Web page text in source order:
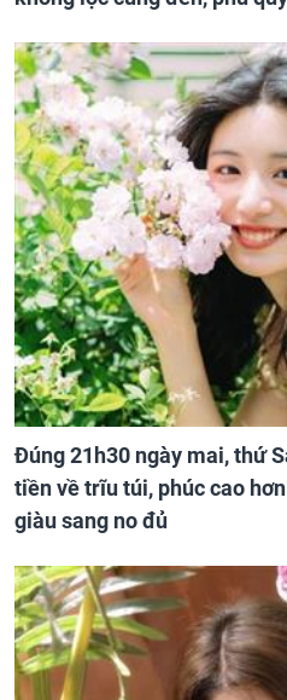
Đúng 21h30 ngày mai, thứ
tiền về trĩu túi, phúc cao
giàu sang no đủ